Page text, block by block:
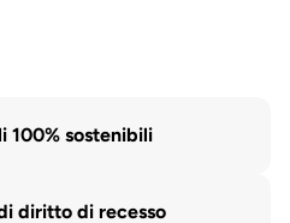
100% sostenibili
diritto di recesso